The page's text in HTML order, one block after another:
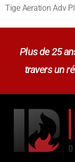
Tige Aeration Adv
Plus de 25
travers un